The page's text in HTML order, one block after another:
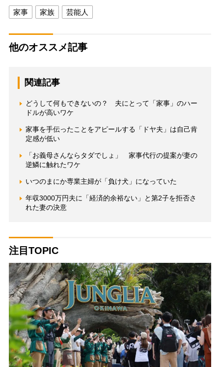
家事 家族 芸能人
他のオススメ記事
関連記事
どうして何もできないの？ 夫にとって「家事」のハー
ドルが高いワケ
家事を手伝ったことをアピールする「ドヤ夫」は自己肯
定感が低い
「お義母さんならタダでしょ」 家事代行の提案が妻の
逆鱗に触れたワケ
いつのまにか専業主婦が「負け犬」になっていた
年収3000万円夫に「経済的余裕ない」と第2子を拒否さ
れた妻の決意
注目TOPIC